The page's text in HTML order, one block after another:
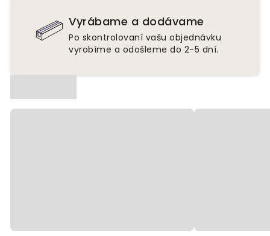
Vyrábame a dodávame
Po skontrolovaní vašu objednávku
vyrobíme a odošleme do 2-5 dní.